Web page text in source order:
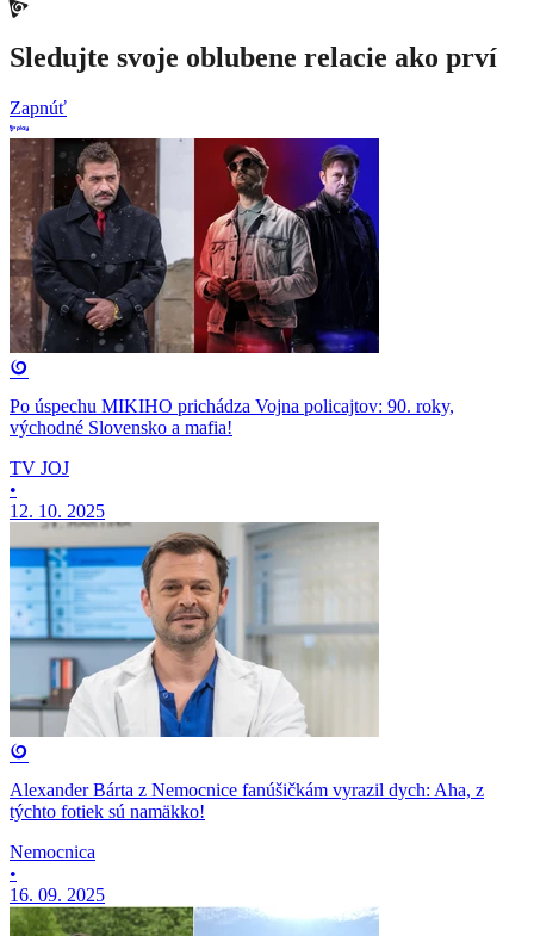
Sledujte svoje oblubene relacie ako prví
Zapnúť
Po úspechu MIKIHO prichádza Vojna policajtov: 90. roky,
východné Slovensko a mafia!
TV JOJ
•
12. 10. 2025
Alexander Bárta z Nemocnice fanúšičkám vyrazil dych: Aha, z
týchto fotiek sú namäkko!
Nemocnica
•
16. 09. 2025